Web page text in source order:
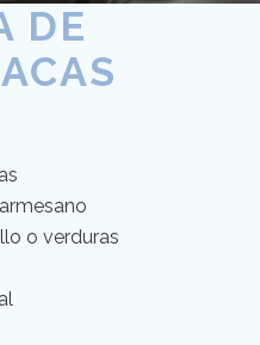
DE
o verduras